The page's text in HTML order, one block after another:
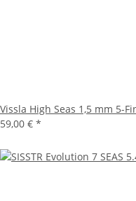
Vissla High Seas 1,5 mm 5-
59,00 € *